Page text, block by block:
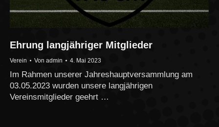
Ehrung langjähriger Mitglieder
Verein Von admin 4. Mai 2023
Im Rahmen unserer Jahreshauptversammlung am
03.05.2023 wurden unsere langjährigen
Vereinsmitglieder geehrt …